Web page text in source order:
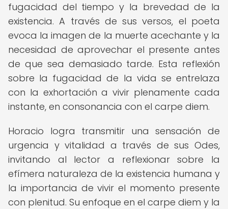
fugacidad del tiempo y la brevedad de la
existencia. A través de sus versos, el poeta
evoca la imagen de la muerte acechante y la
necesidad de aprovechar el presente antes
de que sea demasiado tarde. Esta reflexión
sobre la fugacidad de la vida se entrelaza
con la exhortación a vivir plenamente cada
instante, en consonancia con el carpe diem.
Horacio logra transmitir una sensación de
urgencia y vitalidad a través de sus Odes,
invitando al lector a reflexionar sobre la
efímera naturaleza de la existencia humana y
la importancia de vivir el momento presente
con plenitud. Su enfoque en el carpe diem y la